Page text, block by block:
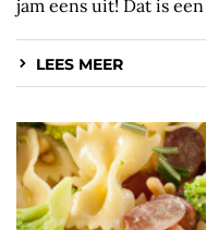
jam eens uit! Dat is
LEES MEER